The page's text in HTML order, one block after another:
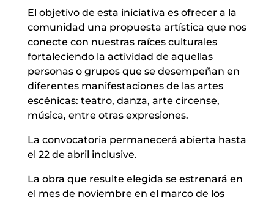
El objetivo de esta iniciativa es ofrecer a la
comunidad una propuesta artística que nos
conecte con nuestras raíces culturales
fortaleciendo la actividad de aquellas
personas o grupos que se desempeñan en
diferentes manifestaciones de las artes
escénicas: teatro, danza, arte circense,
música, entre otras expresiones.
La convocatoria permanecerá abierta hasta
el 22 de abril inclusive.
La obra que resulte elegida se estrenará en
el mes de noviembre en el marco de los